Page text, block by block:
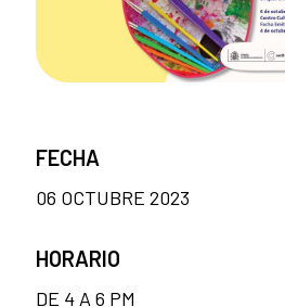
FECHA
06 OCTUBRE 2023
HORARIO
DE 4 A 6 PM